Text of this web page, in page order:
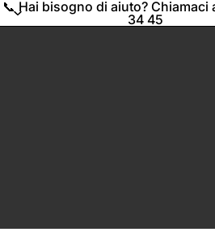
📞 Hai bisogno di aiuto? Chiamaci
34 45